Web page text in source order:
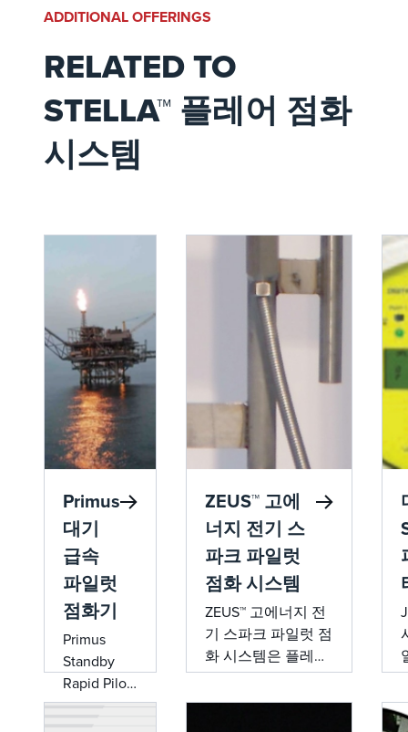
ADDITIONAL OFFERINGS
RELATED TO
STELLA™ 플레어 점화
시스템
Primus
대기
급속
파일럿
점화기
Primus
Standby
Rapid Pilot
Ignitor는 몇
ZEUS™ 고에
너지 전기 스
파크 파일럿
점화 시스템
ZEUS™ 고에너지 전
기 스파크 파일럿 점
화 시스템은 플레어
시스템을 위해 설계
된 고성능, 신뢰할